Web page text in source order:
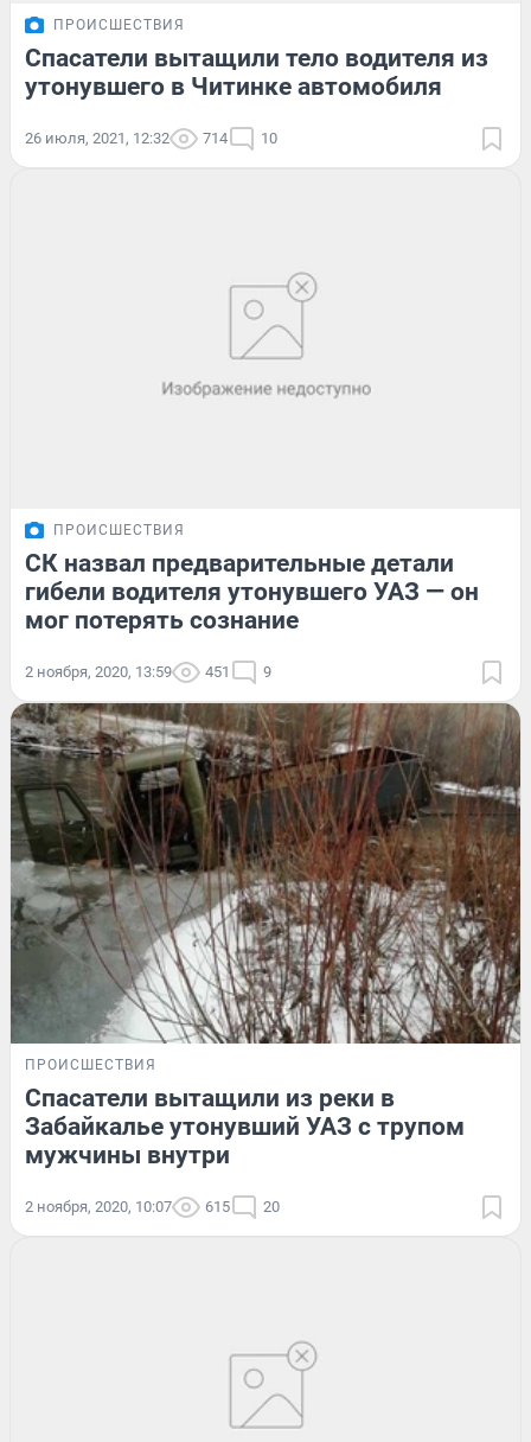
ПРОИСШЕСТВИЯ
Спасатели вытащили тело водителя из
утонувшего в Читинке автомобиля
26 июля, 2021, 12:32 714 10
ПРОИСШЕСТВИЯ
СК назвал предварительные детали
гибели водителя утонувшего УАЗ — он
мог потерять сознание
2 ноября, 2020, 13:59 451 9
ПРОИСШЕСТВИЯ
Спасатели вытащили из реки в
Забайкалье утонувший УАЗ с трупом
мужчины внутри
2 ноября, 2020, 10:07 615 20